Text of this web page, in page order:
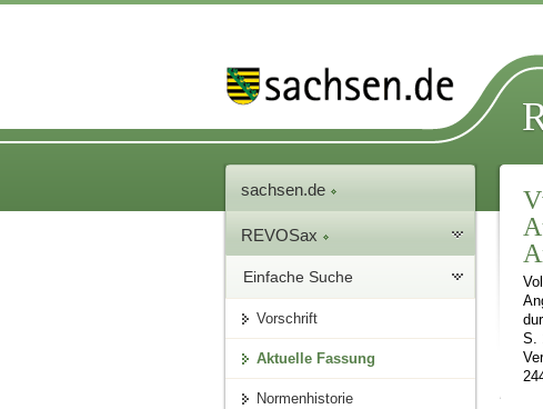
sachsen.de
REVOSax
Einfache Suche
Vorschrift
Aktuelle Fassung
Normenhistorie
S.